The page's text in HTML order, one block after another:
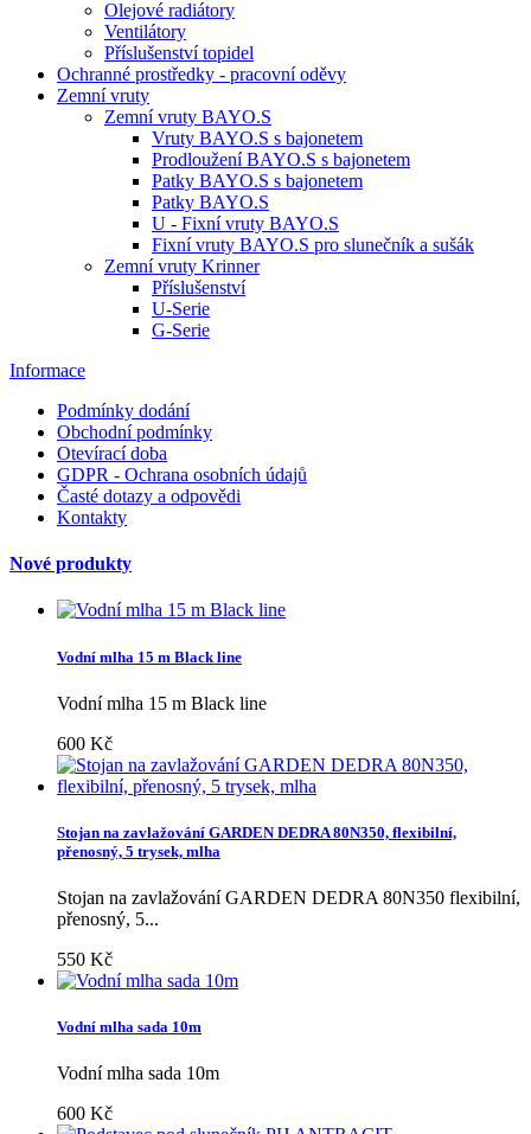
Olejové radiátory
Ventilátory
Příslušenství topidel
Ochranné prostředky - pracovní oděvy
Zemní vruty
Zemní vruty BAYO.S
Vruty BAYO.S s bajonetem
Prodloužení BAYO.S s bajonetem
Patky BAYO.S s bajonetem
Patky BAYO.S
U - Fixní vruty BAYO.S
Fixní vruty BAYO.S pro slunečník a sušák
Zemní vruty Krinner
Příslušenství
U-Serie
G-Serie
Informace
Podmínky dodání
Obchodní podmínky
Otevírací doba
GDPR - Ochrana osobních údajů
Časté dotazy a odpovědi
Kontakty
Nové produkty
Vodní mlha 15 m Black line
Vodní mlha 15 m Black line
600 Kč
Stojan na zavlažování GARDEN DEDRA 80N350, flexibilní,
přenosný, 5 trysek, mlha
Stojan na zavlažování GARDEN DEDRA 80N350 flexibilní,
přenosný, 5...
550 Kč
Vodní mlha sada 10m
Vodní mlha sada 10m
600 Kč